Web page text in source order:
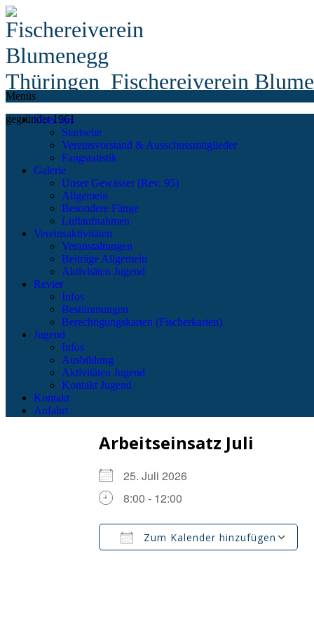
Fischereiverein
gegründet 1961
Menüs
Über uns
Startseite
Vereinsvorstand & Ausschussmitglieder
Fangstatistik
Galerie
Unser Gewässer (Rev. 95)
Allgemein
Besondere Fänge
Luftaufnahmen
Vereinsaktivitäten
Veranstaltungen
Beiträge Allgemein
Aktivitäten Jugend
Revier
Infos
Bestimmungen
Berechtigungskarten (Fischerkarten)
Jugend
Infos
Ausbildung
Aktivitäten Jugend
Kontakt Jugend
Kontakt
Anfahrt
Arbeitseinsatz Juli
25. Juli 2026
8:00 - 12:00
Zum Kalender hinzufügen